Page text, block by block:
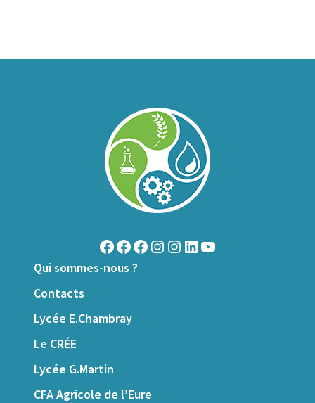
Qui sommes-nous ?
Contacts
Lycée E.Chambray
Le CRÉE
Lycée G.Martin
CFA Agricole de l’Eure